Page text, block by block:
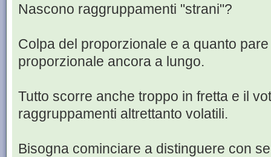
Nascono raggruppamenti "strani"?
Colpa del proporzionale e a quanto
proporzionale ancora a lungo.
Tutto scorre anche troppo in fretta e il
raggruppamenti altrettanto volatili.
Bisogna cominciare a distinguere con